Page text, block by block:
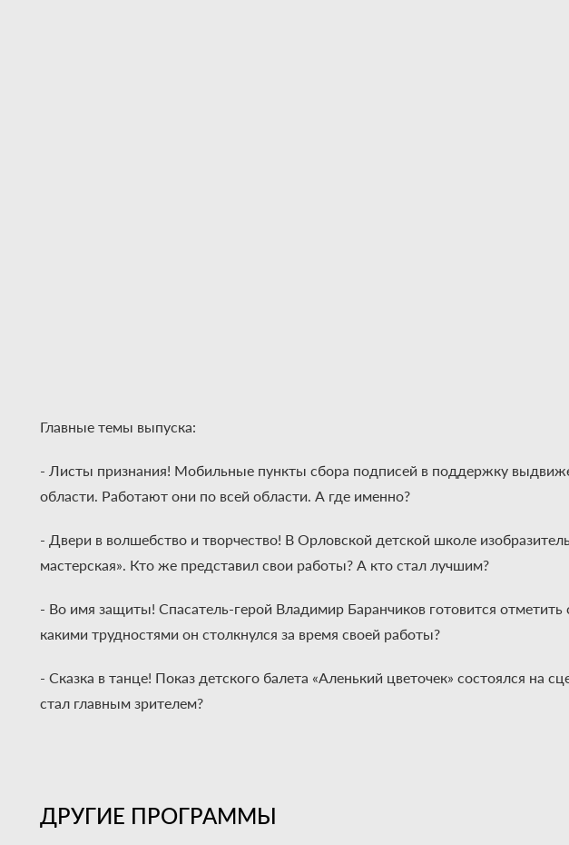
Главные темы выпуска:
- Листы признания! Мобильные пункты сбора подписей в поддержку
области. Работают они по всей области. А где именно?
- Двери в волшебство и творчество! В Орловской детской школе
мастерская». Кто же представил свои работы? А кто стал лучшим?
- Во имя защиты! Спасатель-герой Владимир Баранчиков готовится
какими трудностями он столкнулся за время своей работы?
- Сказка в танце! Показ детского балета «Аленький цветочек» состоялся
стал главным зрителем?
ДРУГИЕ ПРОГРАММЫ